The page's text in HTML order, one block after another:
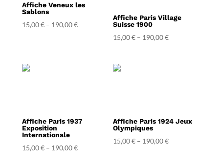
Affiche Veneux les
Sablons
15,00€– 190,00€
Affiche Paris Village
Suisse 1900
15,00€ – 190,00€
Affiche Paris 1937
Exposition
Internationale
15,00€– 190,00€
Affiche Paris 1924 Jeux
Olympiques
15,00€ – 190,00€